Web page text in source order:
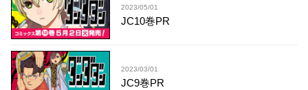
2023/05/01
JC10巻PR
2023/03/01
JC9巻PR